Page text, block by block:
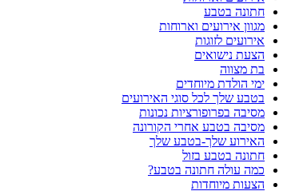
חתונה בטבע
מגוון אירועים וארוחות
אירועים לזוגות
הצעת נישואים
בת מצווה
ימי הולדת מיוחדים
בטבע שלך לכל סוגי האירועים
מסיבה בפרופורציות נכונות
מסיבה בטבע אחרי הקורונה
האירוע שלך-בטבע שלך
חתונה בטבע בזול
כמה עולה חתונה בטבע?
הצעות מיוחדות